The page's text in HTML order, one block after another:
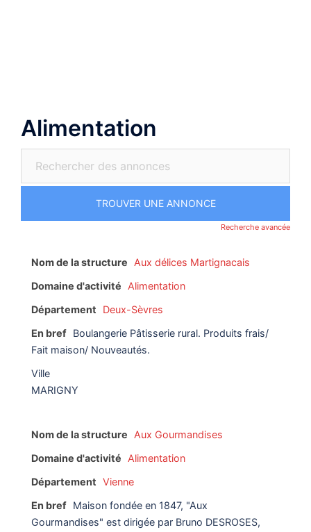
Alimentation
Recherche avancée
Nom de la structure
Aux délices Martignacais
Domaine d'activité
Alimentation
Département
Deux-Sèvres
En bref Boulangerie Pâtisserie rural. Produits frais/
Fait maison/ Nouveautés.
Ville
MARIGNY
Nom de la structure
Aux Gourmandises
Domaine d'activité
Alimentation
Département Vienne
En bref Maison fondée en 1847, "Aux
Gourmandises" est dirigée par Bruno DESROSES,